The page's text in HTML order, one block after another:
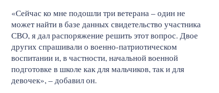
«Сейчас ко мне подошли три ветерана – один не
может найти в базе данных свидетельство участника
СВО, я дал распоряжение решить этот вопрос. Двое
других спрашивали о военно-патриотическом
воспитании и, в частности, начальной военной
подготовке в школе как для мальчиков, так и для
девочек», – добавил он.